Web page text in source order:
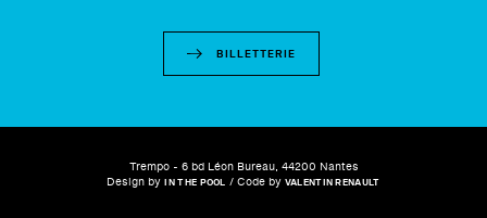
BILLETTERIE
Trempo - 6 bd Léon Bureau, 44200 Nantes
Design byIN THE POOL / Code by VALENTIN RENAULT